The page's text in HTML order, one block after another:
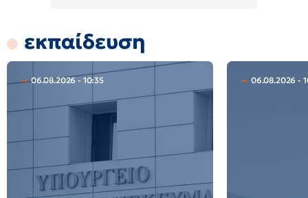
εκπαίδευση
06.08.2026 - 10:35 06.08.2026 -